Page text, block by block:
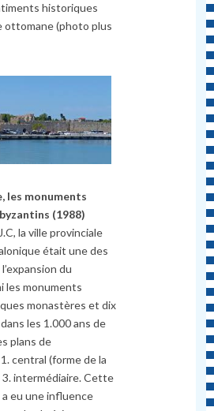
historiques
ottomane (photo plus
les monuments
(1988)
la ville provinciale
était une des
du
les monuments
monastères et dix
les 1.000 ans de
plans de
central (forme de la
3. intermédiaire. Cette
eu une influence